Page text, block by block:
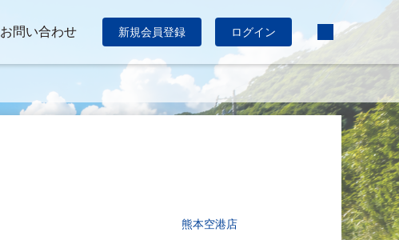
お問い合わせ 新規会員登録 ログイン
熊本空港店